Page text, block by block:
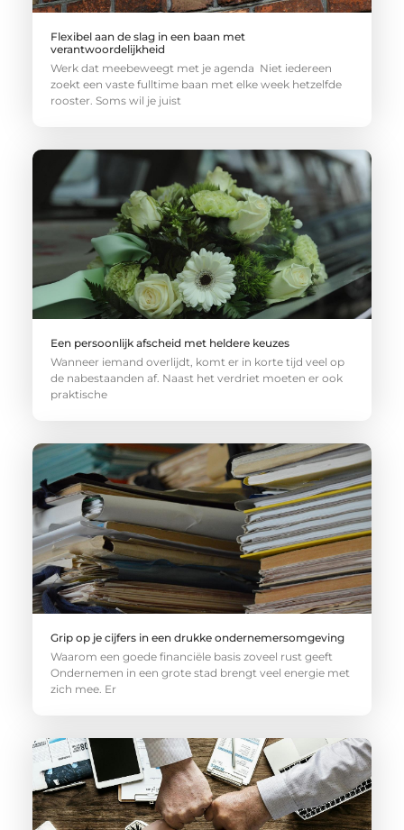
Flexibel aan de slag in een baan met
verantwoordelijkheid
Werk dat meebeweegt met je agenda Niet iedereen
zoekt een vaste fulltime baan met elke week hetzelfde
rooster. Soms wil je juist
Een persoonlijk afscheid met heldere keuzes
Wanneer iemand overlijdt, komt er in korte tijd veel op
de nabestaanden af. Naast het verdriet moeten er ook
praktische
Grip op je cijfers in een drukke ondernemersomgeving
Waarom een goede financiële basis zoveel rust geeft
Ondernemen in een grote stad brengt veel energie met
zich mee. Er